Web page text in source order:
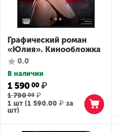
Графический роман
«Юлия». Кинообложка
0.0
В наличии
1 790 00 ₽
1 59000 ₽
1 шт (1 590.00 ₽ за
шт)